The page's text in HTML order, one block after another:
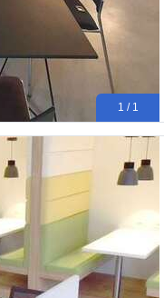
1 / 1